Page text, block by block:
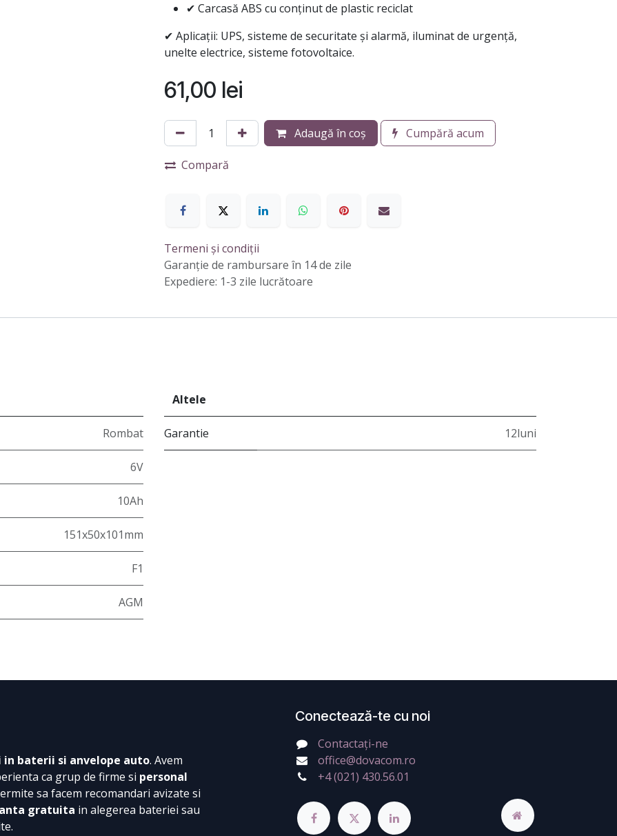
✔ Carcasă ABS cu conținut de plastic reciclat
✔ Aplicații: UPS, sisteme de securitate și alarmă, iluminat de urgență,
unelte electrice, sisteme fotovoltaice.
61,00 lei
Adaugă în coș Cumpără acum
Compară
Termeni și condiții
Garanție de rambursare în 14 de zile
Expediere: 1-3 zile lucrătoare
Rombat
6V
10Ah
151x50x101mm
F1
AGM
Altele
Garantie 12luni
in baterii si anvelope auto. Avem
ca grup de firme si personal
sa facem recomandari avizate si
gratuita in alegerea bateriei sau
Conectează-te cu noi
Contactați-ne
office@dovacom.ro
+4 (021) 430.56.01